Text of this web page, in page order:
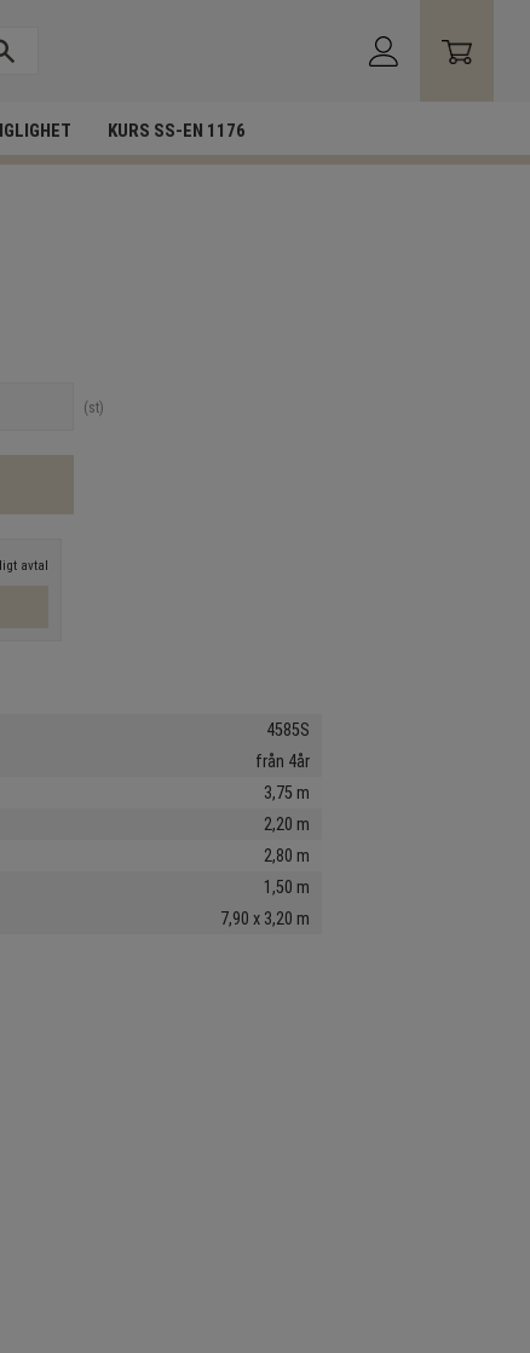
KURS SS-EN 1176
st
avtal
4585S
från 4år
3,75 m
2,20 m
2,80 m
1,50 m
7,90 x 3,20 m